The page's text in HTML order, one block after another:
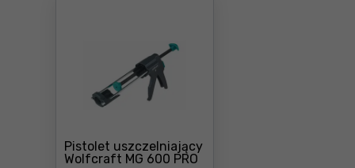
Pistolet uszczelniający
Wolfcraft MG 600 PRO